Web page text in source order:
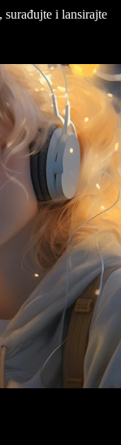
surađujte i lansirajte